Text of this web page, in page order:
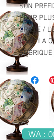
SON
POUR
GRADE /
VOIR "LA
RUBRIQUE
WA :